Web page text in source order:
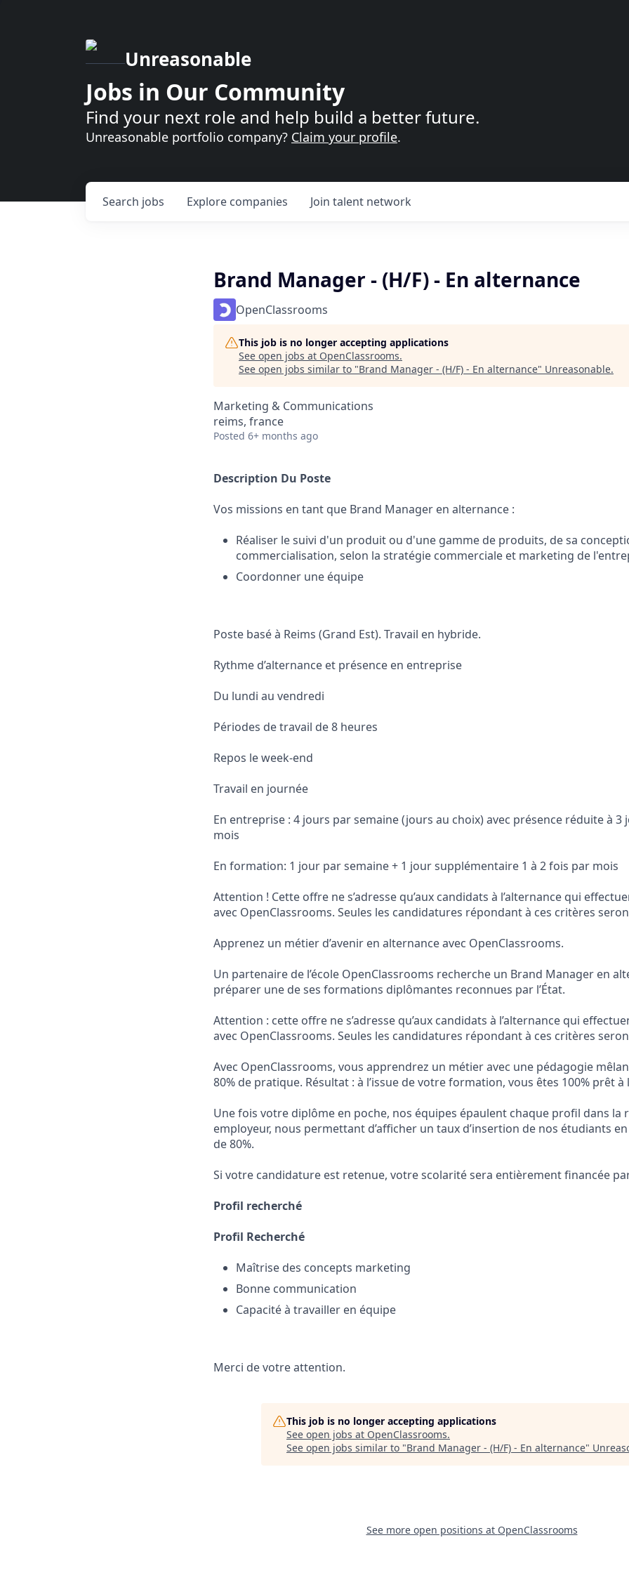
Unreasonable
Jobs in Our Community
Find your next role and help build a better future.
Unreasonable portfolio company? Claim your profile.
Search jobs Explore companies Join talent network
Brand Manager - (H/F) - En alternance
OpenClassrooms
This job is no longer accepting applications
See open jobs at OpenClassrooms.
See open jobs similar to "Brand Manager - (H/F) - En alternance" Unreasonable.
Marketing & Communications
reims, france
Posted 6+ months ago
Description Du Poste
Vos missions en tant que Brand Manager en alternance :
Réaliser le suivi d'un produit ou d'une gamme de produits, de sa
commercialisation, selon la stratégie commerciale et marketing de
Coordonner une équipe
Poste basé à Reims (Grand Est). Travail en hybride.
Rythme d’alternance et présence en entreprise
Du lundi au vendredi
Périodes de travail de 8 heures
Repos le week-end
Travail en journée
En entreprise : 4 jours par semaine (jours au choix) avec présence réduite à 3
mois
En formation: 1 jour par semaine + 1 jour supplémentaire 1 à 2 fois par mois
Attention ! Cette offre ne s’adresse qu’aux candidats à l’alternance qui
avec OpenClassrooms. Seules les candidatures répondant à ces critères
Apprenez un métier d’avenir en alternance avec OpenClassrooms.
Un partenaire de l’école OpenClassrooms recherche un Brand Manager en
préparer une de ses formations diplômantes reconnues par l’État.
Attention : cette offre ne s’adresse qu’aux candidats à l’alternance qui
avec OpenClassrooms. Seules les candidatures répondant à ces critères
Avec OpenClassrooms, vous apprendrez un métier avec une pédagogie
80% de pratique. Résultat : à l’issue de votre formation, vous êtes 100% prêt à
Une fois votre diplôme en poche, nos équipes épaulent chaque profil dans la
employeur, nous permettant d’afficher un taux d’insertion de nos étudiants
de 80%.
Si votre candidature est retenue, votre scolarité sera entièrement financée
Profil recherché
Profil Recherché
Maîtrise des concepts marketing
Bonne communication
Capacité à travailler en équipe
Merci de votre attention.
This job is no longer accepting applications
See open jobs at OpenClassrooms.
See open jobs similar to "Brand Manager - (H/F) - En alternance"
See more open positions at OpenClassrooms